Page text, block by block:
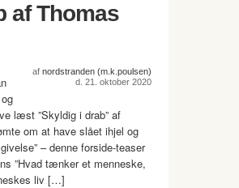
af Thomas
af nordstranden (m.k.poulsen)
d. 21. oktober 2020
læst ”Skyldig i drab” af
om at have slået ihjel og
– denne forside-teaser
”Hvad tænker et menneske,
liv […]